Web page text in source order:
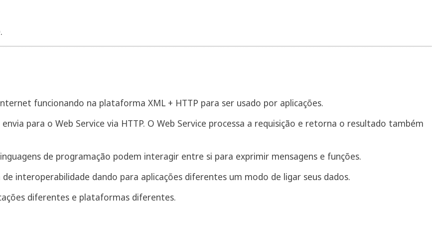
funcionando na plataforma XML + HTTP para ser usado por aplicações.
para o Web Service via HTTP. O Web Service processa a requisição e retorna o resultado também
de programação podem interagir entre si para exprimir mensagens e funções.
interoperabilidade dando para aplicações diferentes um modo de ligar seus dados.
diferentes e plataformas diferentes.